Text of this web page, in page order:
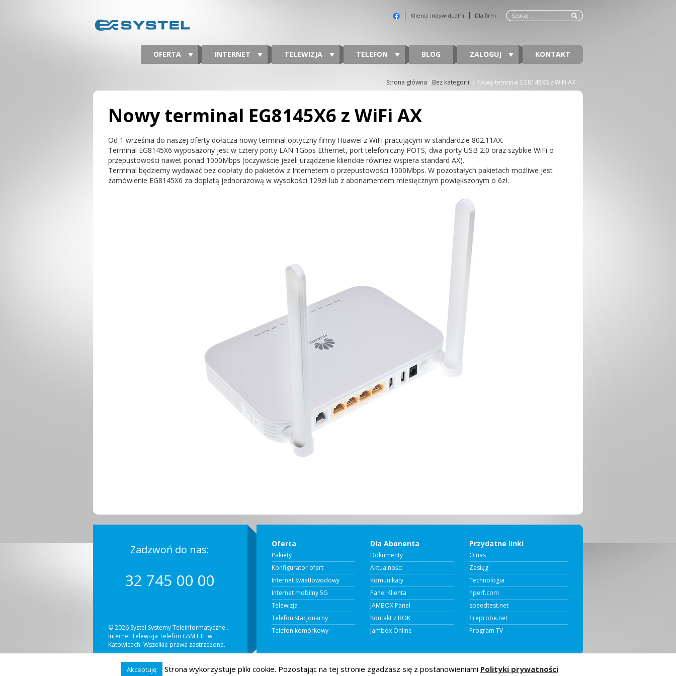
Klienci indywidualni Dla firm
OFERTA INTERNET TELEWIZJA TELEFON BLOG ZALOGUJ KONTAKT
Strona główna / Bez kategorii / Nowy terminal EG8145X6 z WiFi AX
Nowy terminal EG8145X6 z WiFi AX
Od 1 września do naszej oferty dołącza nowy terminal optyczny firmy Huawei z WiFi pracującym w standardzie 802.11AX.
Terminal EG8145X6 wyposażony jest w cztery porty LAN 1Gbps Ethernet, port telefoniczny POTS, dwa porty USB 2.0 oraz szybkie WiFi o
przepustowości nawet ponad 1000Mbps (oczywiście jeżeli urządzenie klienckie również wspiera standard AX).
Terminal będziemy wydawać bez dopłaty do pakietów z Internetem o przepustowości 1000Mbps. W pozostałych pakietach możliwe jest
zamówienie EG8145X6 za dopłatą jednorazową w wysokości 129zł lub z abonamentem miesięcznym powiększonym o 6zł.
Zadzwoń do nas:
32 745 00 00
© 2026 Systel Systemy Teleinformatyczne .
Internet Telewizja Telefon GSM LTE w
Katowicach. Wszelkie prawa zastrzeżone.
Oferta
Pakiety
Konfigurator ofert
Internet światłowodowy
Internet mobilny 5G
Telewizja
Telefon stacjonarny
Telefon komórkowy
Dla Abonenta
Dokumenty
Aktualności
Komunikaty
Panel Klienta
JAMBOX Panel
Kontakt z BOK
Jambox Online
Przydatne linki
O nas
Zasięg
Technologia
nperf.com
speedtest.net
fireprobe.net
Program TV
© 2026 Systel Systemy Teleinformatyczne .Internet Telewizja Telefon GSM LTE w Katowicach. Wszelkie prawa zastrzeżone.
Akceptuję Strona wykorzystuje pliki cookie. Pozostając na tej stronie zgadzasz się z postanowieniami Polityki prywatności